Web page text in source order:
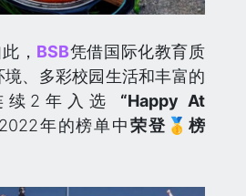
， BSB凭借国际化教育质
、多彩校园生活和丰富的
续2年入选 “Happy At
年的榜单中荣登🥇榜